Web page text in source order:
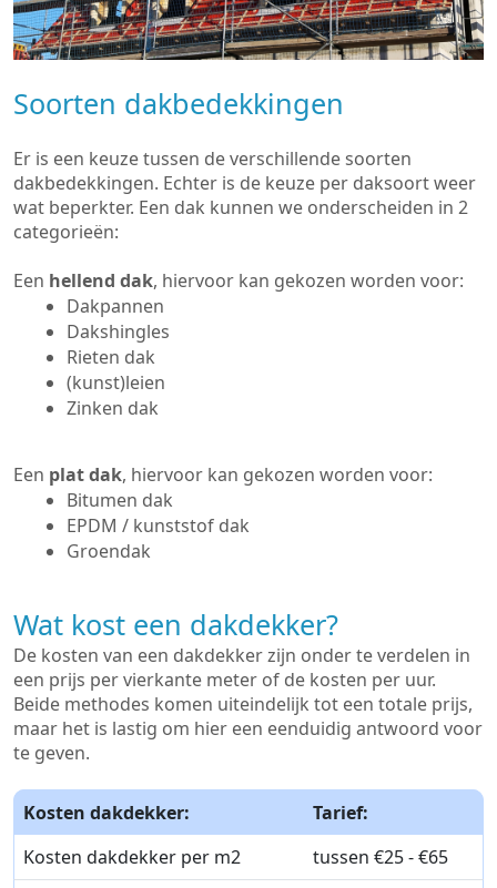
Soorten dakbedekkingen
Er is een keuze tussen de verschillende soorten
dakbedekkingen. Echter is de keuze per daksoort weer
wat beperkter. Een dak kunnen we onderscheiden in 2
categorieën:
Een hellend dak, hiervoor kan gekozen worden voor:
Dakpannen
Dakshingles
Rieten dak
(kunst)leien
Zinken dak
Een plat dak, hiervoor kan gekozen worden voor:
Bitumen dak
EPDM / kunststof dak
Groendak
Wat kost een dakdekker?
De kosten van een dakdekker zijn onder te verdelen in
een prijs per vierkante meter of de kosten per uur.
Beide methodes komen uiteindelijk tot een totale prijs,
maar het is lastig om hier een eenduidig antwoord voor
te geven.
Kosten dakdekker:
Tarief:
Kosten dakdekker per m2
tussen €25 - €65